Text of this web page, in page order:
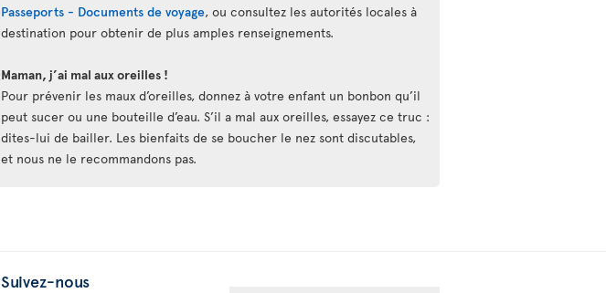
Passeports - Documents de voyage, ou consultez les autorités locales à
destination pour obtenir de plus amples renseignements.
Maman, j’ai mal aux oreilles !
Pour prévenir les maux d’oreilles, donnez à votre enfant un bonbon qu’il
peut sucer ou une bouteille d’eau. S’il a mal aux oreilles, essayez ce truc :
dites-lui de bailler. Les bienfaits de se boucher le nez sont discutables,
et nous ne le recommandons pas.
Suivez-nous